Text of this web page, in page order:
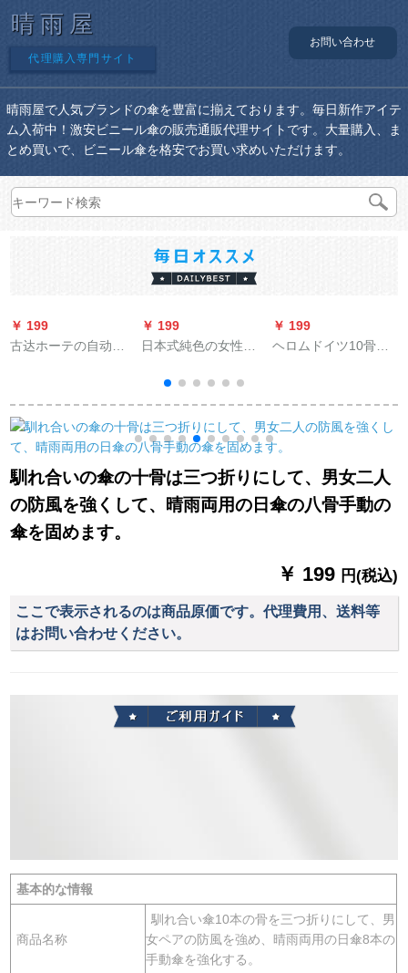
晴雨屋
代理購入専門サイト
お問い合わせ
晴雨屋で人気ブランドの傘を豊富に揃えております。毎日新作アイテ
ム入荷中！激安ビニール傘の販売通販代理サイトです。大量購入、ま
とめ買いで、ビニール傘を格安でお買い求めいただけます。
￥ 199
古达ホーテの自动伞
用伞カバマシンは
LOGOカスケードG
22の新型ステアリン
グ420*260*760 MM
を印刷します。
￥ 199
日本式純色の女性が
紫外線防止パソル五
つ折りのポケト傘晴
雨兼用傘折りたたみ
畳傘
￥ 199
ヘロムドイツ10骨全
折りたたみたみやび
傘男女ビギネス補強
晴雨兼用黒ゴムサロ
ンザム広告ギフト8骨
1.3 m(単層黒ゴム)晴
雨兼用傘
馴れ合いの傘の十骨は三つ折りにして、男女二人
の防風を強くして、晴雨両用の日傘の八骨手動の
傘を固めます。
￥ 199 円(税込)
ここで表示されるのは商品原価です。代理費用、送料等
はお問い合わせください。
基本的な情報
商品名称
馴れ合い傘10本の骨を三つ折りにして、男
女ペアの防風を強め、晴雨両用の日傘8本の
手動傘を強化する。